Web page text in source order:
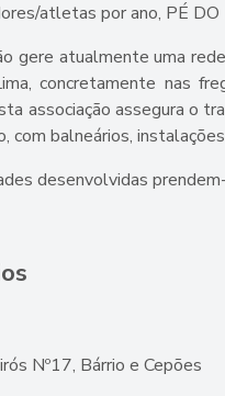
atletas por ano, PÉ
gere atualmente uma
concretamente nas
associação assegura o
com balneários,
desenvolvidas
Nº17, Bárrio e Cepões